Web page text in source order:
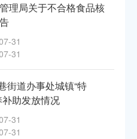
理局关于不合格食品核
31
31
街道办事处城镇“特
补助发放情况
31
31